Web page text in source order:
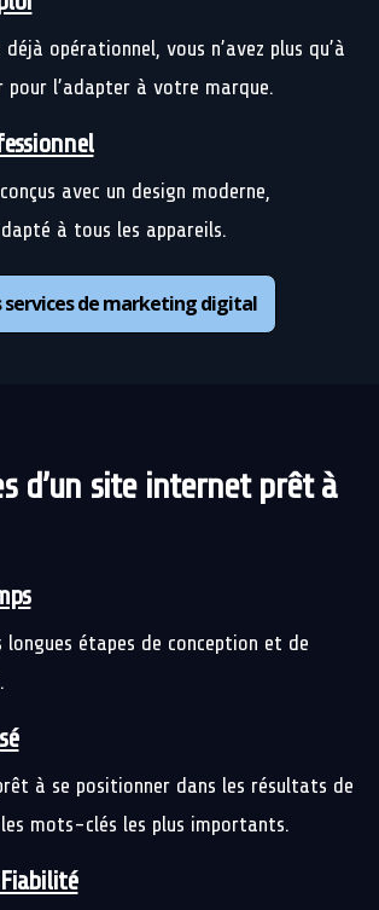
opérationnel, vous n’avez plus qu’à
pour l’adapter à votre marque.
avec un design moderne,
à tous les appareils.
services de marketing digital
d’un site internet prêt à
longues étapes de conception et de
à se positionner dans les résultats de
les mots-clés les plus importants.